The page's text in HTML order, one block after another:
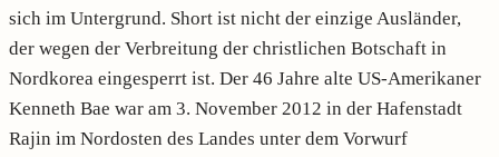
sich im Untergrund. Short ist nicht der einzige Ausländer,
der wegen der Verbreitung der christlichen Botschaft in
Nordkorea eingesperrt ist. Der 46 Jahre alte US-Amerikaner
Kenneth Bae war am 3. November 2012 in der Hafenstadt
Rajin im Nordosten des Landes unter dem Vorwurf